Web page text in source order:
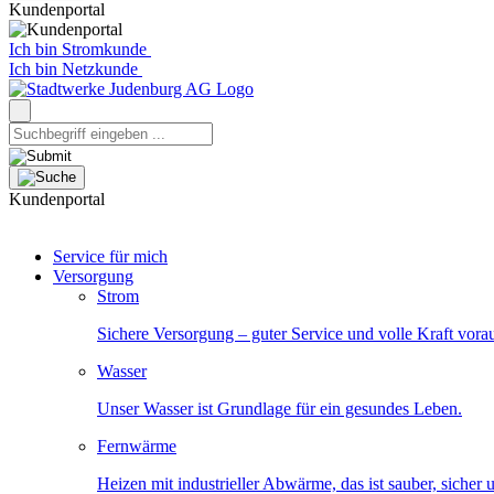
Kundenportal
Ich bin Stromkunde
Ich bin Netzkunde
Kundenportal
Service für mich
Versorgung
Strom
Sichere Versorgung – guter Service und volle Kraft
Wasser
Unser Wasser ist Grundlage für ein gesundes Leben.
Fernwärme
Heizen mit industrieller Abwärme, das ist sauber, sicher